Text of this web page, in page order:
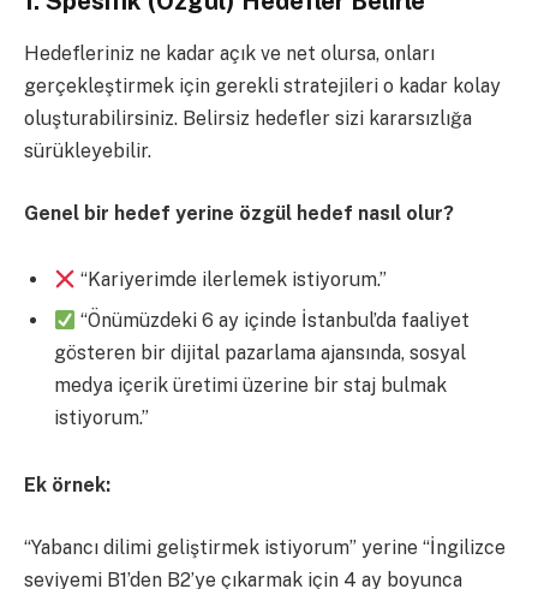
Hedefleriniz ne kadar açık ve net olursa, onları
gerçekleştirmek için gerekli stratejileri o kadar kolay
oluşturabilirsiniz. Belirsiz hedefler sizi kararsızlığa
sürükleyebilir.
Genel bir hedef yerine özgül hedef nasıl olur?
“Kariyerimde ilerlemek istiyorum.”
“Önümüzdeki 6 ay içinde İstanbul’da faaliyet
gösteren bir dijital pazarlama ajansında, sosyal
medya içerik üretimi üzerine bir staj bulmak
istiyorum.”
Ek örnek:
“Yabancı dilimi geliştirmek istiyorum” yerine “İngilizce
seviyemi B1’den B2’ye çıkarmak için 4 ay boyunca